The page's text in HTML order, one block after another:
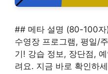
## 메타 설명 (80-100자
수영장 프로그램, 평일/
기! 강습 정보, 장단점,
려요. 지금 바로 확인하